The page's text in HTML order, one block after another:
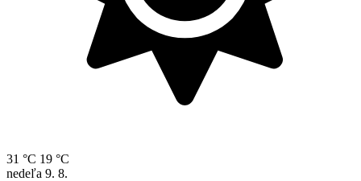
31 °C 19 °C
nedeľa 9. 8.